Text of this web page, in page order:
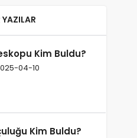
YAZILAR
Kim Buldu?
04-10
Kim Buldu?